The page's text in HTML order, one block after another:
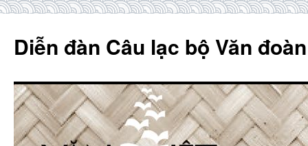
content
Diễn đàn Câu lạc bộ Văn